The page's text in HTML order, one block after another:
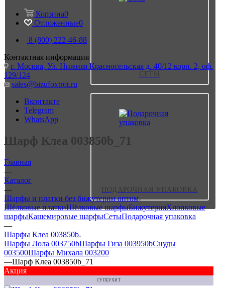
СЕТЫ
ПОДАРОЧНАЯ УПАКОВКА
Корзина0
Отложенные0
8 (800) 222-46-88
Контактная информация
г. Москва, Ул. Нижняя Красносельская д. 40/12 корп. 2, оф.
129/124
sales@bizufoxtrot.ru
Вконтакте
Telegram
WhatsApp
Шарф Клеа 003850b_71
Главная
—
Каталог
—
Шарфы и платки без бижутерии оптом
Шёлковые платкиШёлковые шарфыБижутерияХлопковые
шарфыКашемировые шарфыСетыПодарочная упаковка
—
Шарфы Клеа 003850b
Шарфы Лола 003750bШарфы Гиза 003950bСнуды
003500Шарфы Михала 003200
—Шарф Клеа 003850b_71
Акция
СУПЕР ХИТ